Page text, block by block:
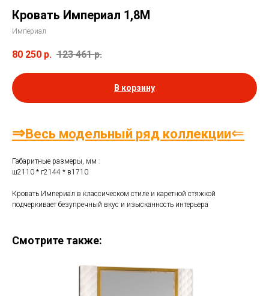
Кровать Империал 1,8М
Империал
80 250 р. 123 461 р.
В корзину
⇒Весь модельный ряд коллекции⇐
Габаритные размеры, мм :
ш2110 * г2144 * в1710
Кровать Империал в классическом стиле и каретной стяжкой
подчеркивает безупречный вкус и изысканность интерьера
Смотрите также: